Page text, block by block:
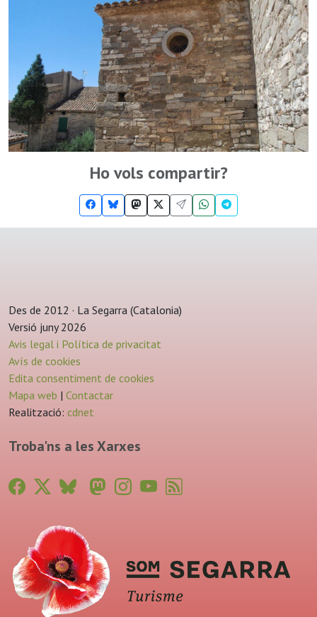
Ho vols compartir?
Des de 2012 · La Segarra (Catalonia)
Versió juny 2026
Avis legal i Política de privacitat
Avís de cookies
Edita consentiment de cookies
Mapa web | Contactar
Realització: cdnet
Troba'ns a les Xarxes